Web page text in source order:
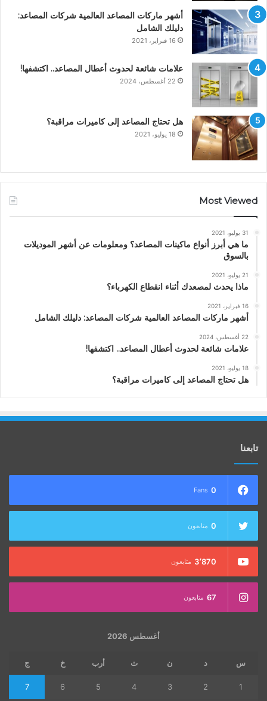
أشهر ماركات المصاعد العالمية شركات المصاعد:
دليلك الشامل
16 فبراير، 2021
علامات شائعة لحدوث أعطال المصاعد.. اكتشفها!
22 أغسطس، 2024
هل تحتاج المصاعد إلى كاميرات مراقبة؟
18 يوليو، 2021
Most Viewed
31 يوليو، 2021
ما هي أبرز أنواع ماكينات المصاعد؟ ومعلومات عن أشهر الموديلات
بالسوق
21 يوليو، 2021
ماذا يحدث لمصعدك أثناء انقطاع الكهرباء؟
16 فبراير، 2021
أشهر ماركات المصاعد العالمية شركات المصاعد: دليلك الشامل
22 أغسطس، 2024
علامات شائعة لحدوث أعطال المصاعد.. اكتشفها!
18 يوليو، 2021
هل تحتاج المصاعد إلى كاميرات مراقبة؟
تابعنا
0
Fans
0 متابعون
3٬870 متابعون
67 متابعون
أغسطس 2026
س د ن ث أرب خ ج
1
2
3
4
5
6
7